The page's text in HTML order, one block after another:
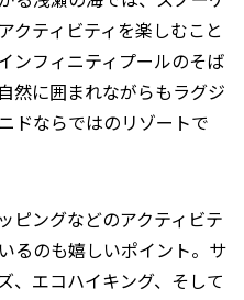
クティビティを楽しむこと
ンフィニティプールのそば
然に囲まれながらもラグジ
ドならではのリゾートで
ピングなどのアクティビテ
るのも嬉しいポイント。サ
、エコハイキング、そして